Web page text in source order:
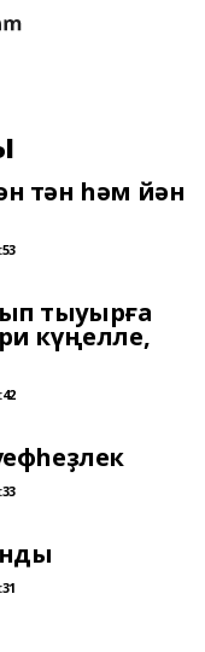
тән һәм йән
тыуырға
күңелле,